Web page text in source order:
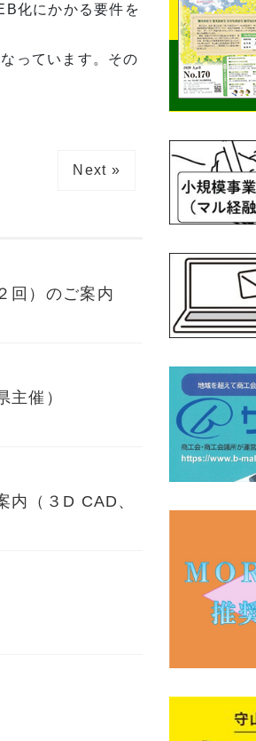
化にかかる要件を
っています。その
Next »
回）のご案内
主催）
内（３D CAD、